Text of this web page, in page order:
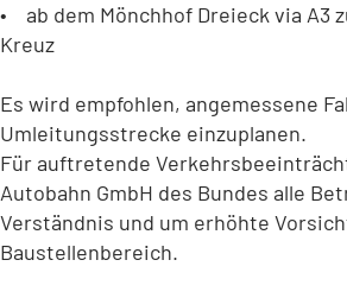
• ab dem Mönchhof Dreieck via A3
Kreuz
Es wird empfohlen, angemessene
Umleitungsstrecke einzuplanen.
Für auftretende
Autobahn GmbH des Bundes alle
Verständnis und um erhöhte
Baustellenbereich.